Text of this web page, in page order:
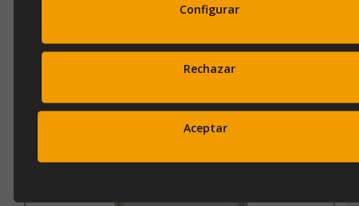
Configurar
Rechazar
Aceptar